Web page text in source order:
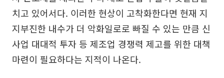
치고 있어서다. 이러한 현상이 고착화한다면 현재 지
지부진한 내수가 더 악화일로로 빠질 수 있는 만큼 신
사업 대대적 투자 등 제조업 경쟁력 제고를 위한 대책
마련이 필요하다는 지적이 나온다.